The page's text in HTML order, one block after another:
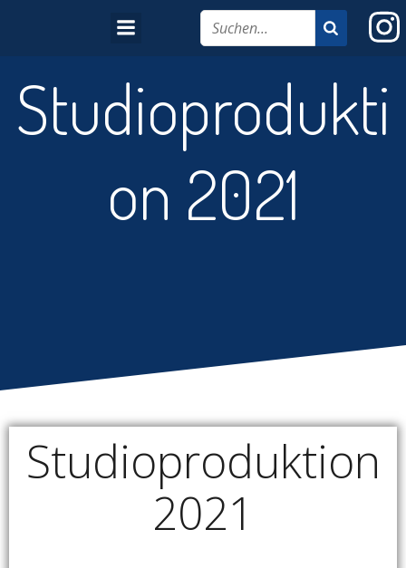
Studioprodukti
on 2021
Studioproduktion
2021